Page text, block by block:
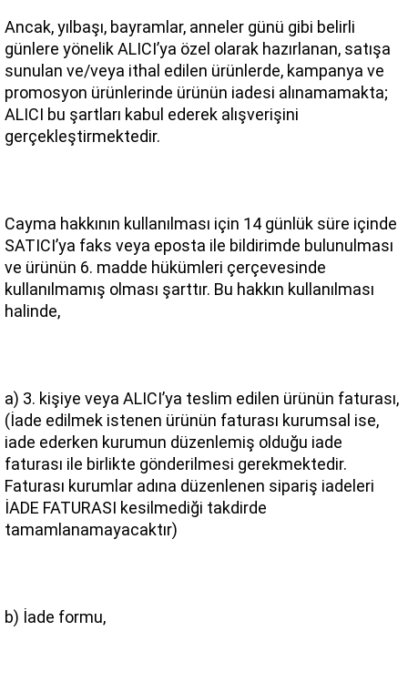
Ancak, yılbaşı, bayramlar, anneler günü gibi belirli
günlere yönelik ALICI’ya özel olarak hazırlanan, satışa
sunulan ve/veya ithal edilen ürünlerde, kampanya ve
promosyon ürünlerinde ürünün iadesi alınamamakta;
ALICI bu şartları kabul ederek alışverişini
gerçekleştirmektedir.
Cayma hakkının kullanılması için 14 günlük süre içinde
SATICI’ya faks veya eposta ile bildirimde bulunulması
ve ürünün 6. madde hükümleri çerçevesinde
kullanılmamış olması şarttır. Bu hakkın kullanılması
halinde,
a) 3. kişiye veya ALICI’ya teslim edilen ürünün faturası,
(İade edilmek istenen ürünün faturası kurumsal ise,
iade ederken kurumun düzenlemiş olduğu iade
faturası ile birlikte gönderilmesi gerekmektedir.
Faturası kurumlar adına düzenlenen sipariş iadeleri
İADE FATURASI kesilmediği takdirde
tamamlanamayacaktır)
b) İade formu,